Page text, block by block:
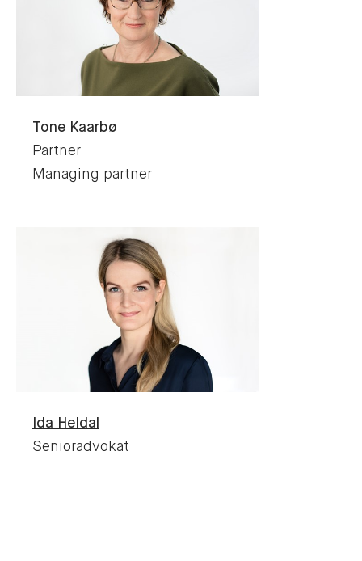
Tone Kaarbø
Partner
Managing partner
Ida Heldal
Senioradvokat